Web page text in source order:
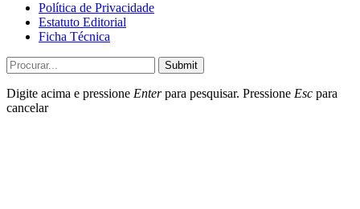
Política de Privacidade
Estatuto Editorial
Ficha Técnica
Submit
Digite acima e pressione Enterpara pesquisar. Pressione Esc para
cancelar